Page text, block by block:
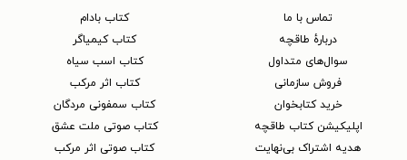
تماس با ما
دربارهٔ طاقچه
سوال‌های متداول
فروش سازمانی
خرید کتابخوان
اپلیکیشن کتاب طاقچه
هدیه اشتراک بی‌نهایت
کتاب بادام
کتاب کیمیاگر
کتاب اسب سیاه
کتاب اثر مرکب
کتاب سمفونی مردگان
کتاب صوتی ملت عشق
کتاب صوتی اثر مرکب